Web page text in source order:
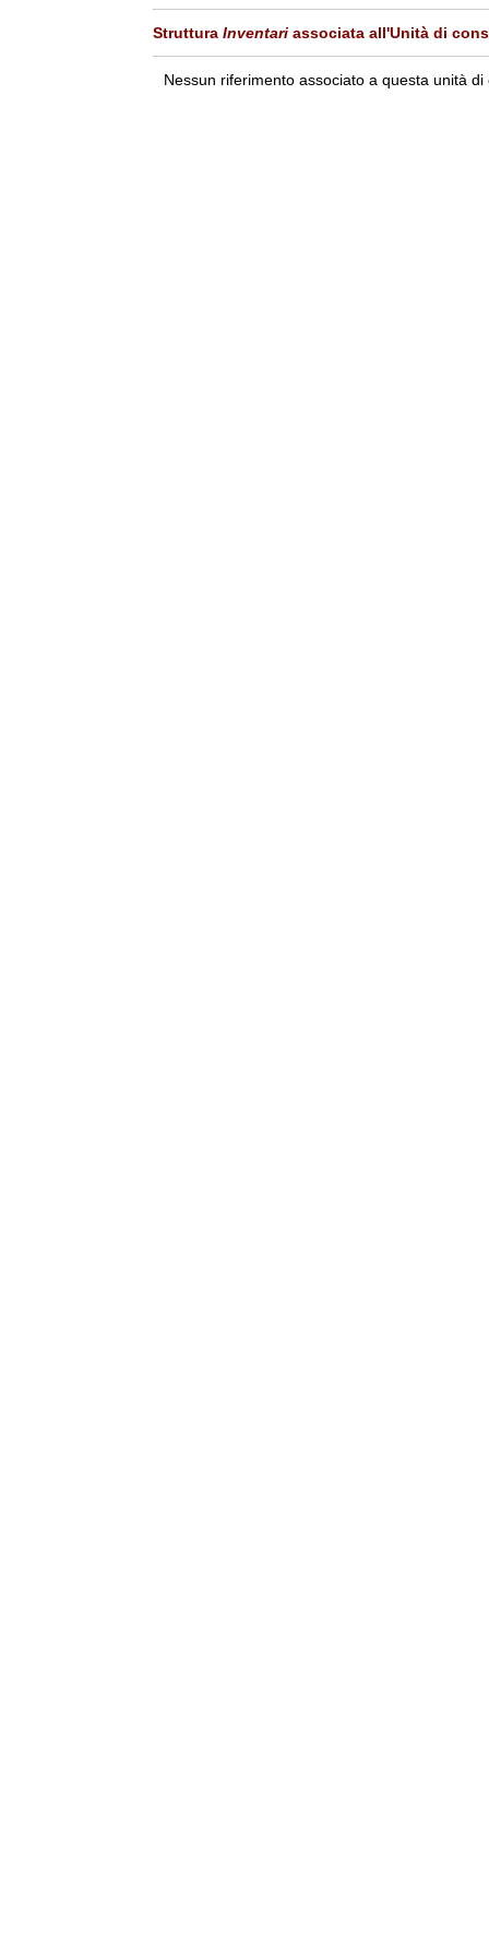
Struttura Inventari associata all'Unità di
Nessun riferimento associato a questa unità